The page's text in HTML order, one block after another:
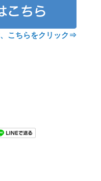
こちらをクリック⇒